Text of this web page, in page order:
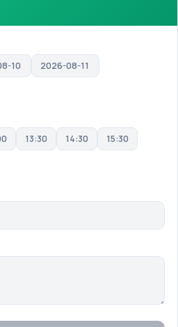
10
2026-08-11
13:30 14:30
15:30